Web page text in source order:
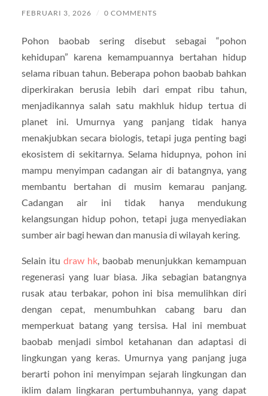
FEBRUARI 3, 2026 / 0 COMMENTS
Pohon baobab sering disebut sebagai “pohon
kehidupan” karena kemampuannya bertahan hidup
selama ribuan tahun. Beberapa pohon baobab bahkan
diperkirakan berusia lebih dari empat ribu tahun,
menjadikannya salah satu makhluk hidup tertua di
planet ini. Umurnya yang panjang tidak hanya
menakjubkan secara biologis, tetapi juga penting bagi
ekosistem di sekitarnya. Selama hidupnya, pohon ini
mampu menyimpan cadangan air di batangnya, yang
membantu bertahan di musim kemarau panjang.
Cadangan air ini tidak hanya mendukung
kelangsungan hidup pohon, tetapi juga menyediakan
sumber air bagi hewan dan manusia di wilayah kering.
Selain itu draw hk, baobab menunjukkan kemampuan
regenerasi yang luar biasa. Jika sebagian batangnya
rusak atau terbakar, pohon ini bisa memulihkan diri
dengan cepat, menumbuhkan cabang baru dan
memperkuat batang yang tersisa. Hal ini membuat
baobab menjadi simbol ketahanan dan adaptasi di
lingkungan yang keras. Umurnya yang panjang juga
berarti pohon ini menyimpan sejarah lingkungan dan
iklim dalam lingkaran pertumbuhannya, yang dapat